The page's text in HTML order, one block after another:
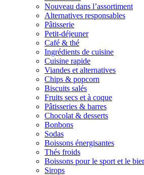
Nouveau dans l’assortiment
Alternatives responsables
Pâtisserie
Petit-déjeuner
Café & thé
Ingrédients de cuisine
Cuisine rapide
Viandes et alternatives
Chips & popcorn
Biscuits salés
Fruits secs et à coque
Pâtisseries & barres
Chocolat & desserts
Bonbons
Sodas
Boissons énergisantes
Thés froids
Boissons pour le sport et le
Sirops